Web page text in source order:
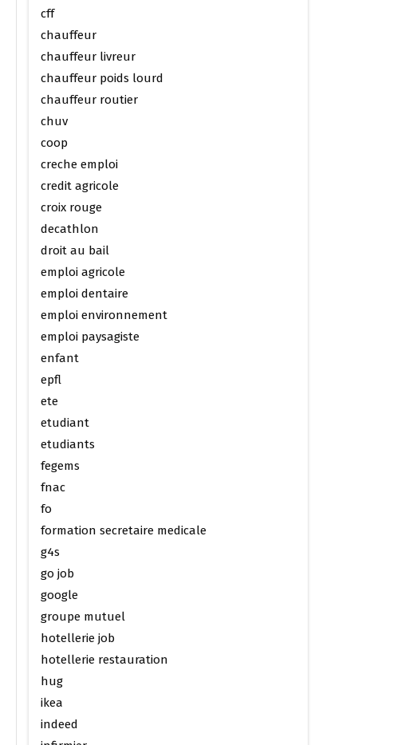
cff
chauffeur
chauffeur livreur
chauffeur poids lourd
chauffeur routier
chuv
coop
creche emploi
credit agricole
croix rouge
decathlon
droit au bail
emploi agricole
emploi dentaire
emploi environnement
emploi paysagiste
enfant
epfl
ete
etudiant
etudiants
fegems
fnac
fo
formation secretaire medicale
g4s
go job
google
groupe mutuel
hotellerie job
hotellerie restauration
hug
ikea
indeed